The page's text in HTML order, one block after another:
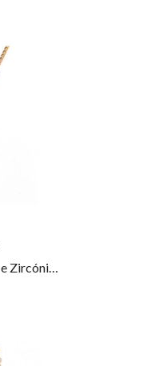
Fio Com Medalha Bicolor e Zircónias Ouro 19.25Kt COL2993